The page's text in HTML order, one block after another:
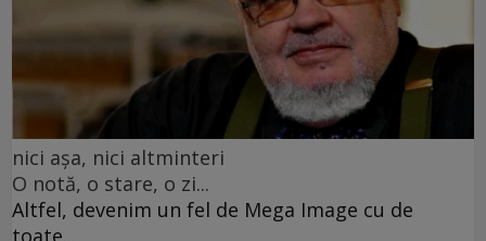
nici așa, nici altminteri
O notă, o stare, o zi...
Altfel, devenim un fel de Mega Image cu de